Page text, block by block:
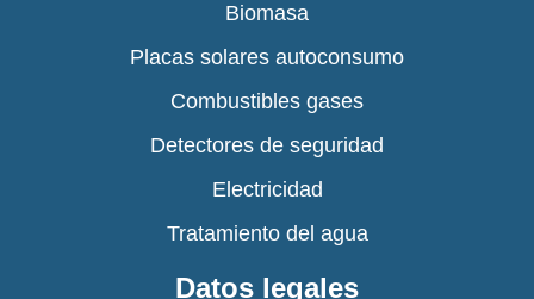
Biomasa
Placas solares autoconsumo
Combustibles gases
Detectores de seguridad
Electricidad
Tratamiento del agua
Datos legales